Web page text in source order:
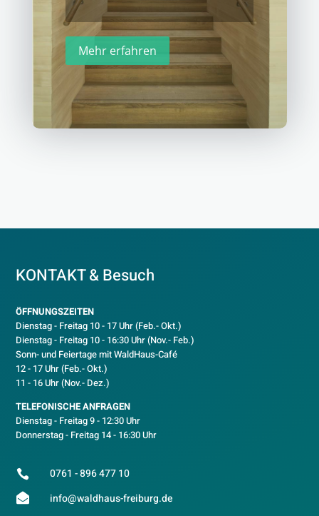
Mehr erfahren
KONTAKT & Besuch
ÖFFNUNGSZEITEN
Dienstag - Freitag 10 - 17 Uhr (Feb.- Okt.)
Dienstag - Freitag 10 - 16:30 Uhr (Nov.- Feb.)
Sonn- und Feiertage mit WaldHaus-Café
12 - 17 Uhr (Feb.- Okt.)
11 - 16 Uhr (Nov.- Dez.)
TELEFONISCHE ANFRAGEN
Dienstag - Freitag 9 - 12:30 Uhr
Donnerstag - Freitag 14 - 16:30 Uhr
 0761 - 896 477 10
 info@waldhaus-freiburg.de